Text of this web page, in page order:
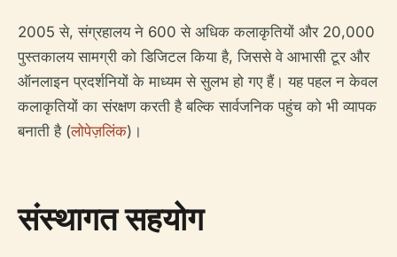
2005 से, संग्रहालय ने 600 से अधिक कलाकृतियों और 20,000
पुस्तकालय सामग्री को डिजिटल किया है, जिससे वे आभासी टूर और
ऑनलाइन प्रदर्शनियों के माध्यम से सुलभ हो गए हैं। यह पहल न केवल
कलाकृतियों का संरक्षण करती है बल्कि सार्वजनिक पहुंच को भी व्यापक
बनाती है (लोपेज़लिंक)।
संस्थागत सहयोग